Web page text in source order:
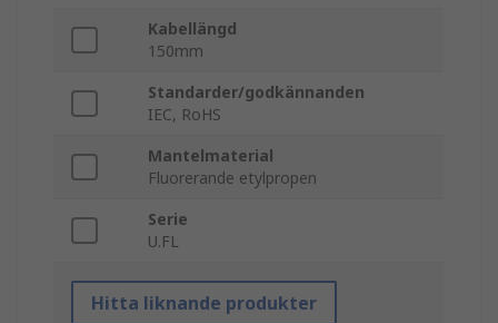
Kabellängd
150mm
Standarder/godkännanden
IEC, RoHS
Mantelmaterial
Fluorerande etylpropen
Serie
U.FL
Hitta liknande produkter